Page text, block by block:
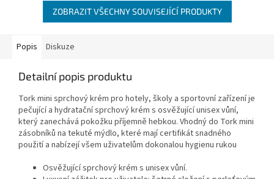
ZOBRAZIT VŠECHNY SOUVISEJÍCÍ PRODUKTY
Popis Diskuze
Detailní popis produktu
Tork mini sprchový krém pro hotely, školy a sportovní zařízení je
pečující a hydratační sprchový krém s osvěžující unisex vůní,
který zanechává pokožku příjemně hebkou. Vhodný do Tork mini
zásobníků na tekuté mýdlo, které mají certifikát snadného
použití a nabízejí všem uživatelům dokonalou hygienu rukou
Osvěžující sprchový krém s unisex vůní.